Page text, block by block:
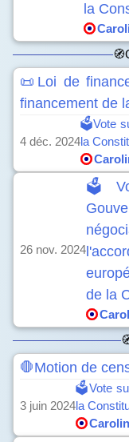
la
📜Loi de
financement de
4 déc. 2024
🗳️Vote
la
26 nov. 2024
de la
🛑Motion de
3 juin 2024
🗳️Vote
la